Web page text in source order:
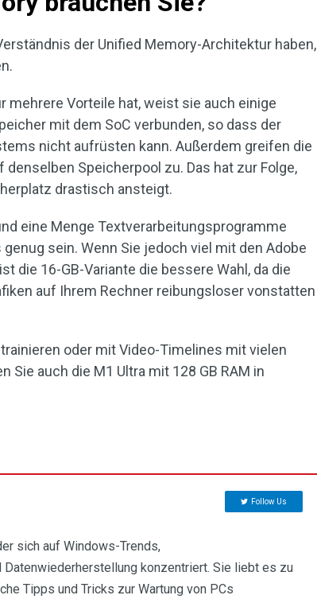
der Unified Memory-Architektur haben,
mehrere Vorteile hat, weist sie auch einige
mit dem SoC verbunden, so dass der
nicht aufrüsten kann. Außerdem greifen die
denselben Speicherpool zu. Das hat zur Folge,
drastisch ansteigt.
eine Menge Textverarbeitungsprogramme
sein. Wenn Sie jedoch viel mit den Adobe
die 16-GB-Variante die bessere Wahl, da die
auf Ihrem Rechner reibungsloser vonstatten
oder mit Video-Timelines mit vielen
Sie auch die M1 Ultra mit 128 GB RAM in
Follow Us
sich auf Windows-Trends,
konzentriert. Sie liebt es zu
Tipps und Tricks zur Wartung von PCs